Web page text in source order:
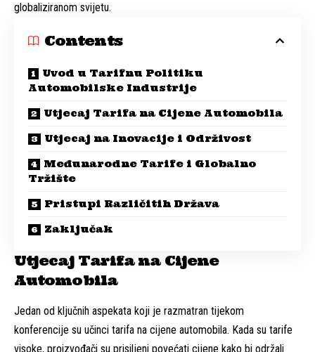
globaliziranom svijetu.
Contents
Uvod u Tarifnu Politiku
Automobilske Industrije
Utjecaj Tarifa na Cijene Automobila
Utjecaj na Inovacije i Održivost
Međunarodne Tarife i Globalno
Tržište
Pristupi Različitih Država
Zaključak
Utjecaj Tarifa na Cijene
Automobila
Jedan od ključnih aspekata koji je razmatran tijekom
konferencije su učinci tarifa na cijene automobila. Kada su tarife
visoke, proizvođači su prisiljeni povećati cijene kako bi održali